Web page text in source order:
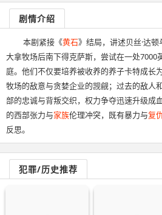
剧情介绍
本剧紧接《黄石》结局，讲述贝丝·达
大拿牧场后南下得克萨斯，尝试在一处7000
庭。他们不仅要培养被收养的养子卡特成长
牧场的敌意与贪婪企业的觊觎；过去的敌人
部的忠诚与背叛交织，权力争夺迅速升级成
的西部张力与家族伦理冲突，既有暴力与复
反思。
犯罪/历史推荐